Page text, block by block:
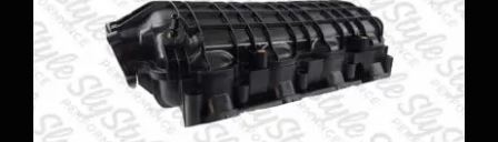
Varianten
auf.
Die
Optionen